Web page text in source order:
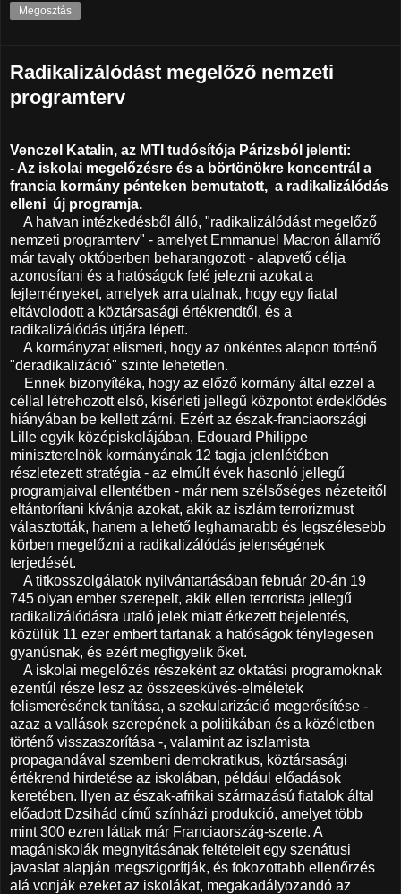
Megosztás
Radikalizálódást megelőző nemzeti
programterv
Venczel Katalin, az MTI tudósítója Párizsból jelenti:
- Az iskolai megelőzésre és a börtönökre koncentrál a
francia kormány pénteken bemutatott, a radikalizálódás
elleni új programja.
A hatvan intézkedésből álló, "radikalizálódást megelőző
nemzeti programterv" - amelyet Emmanuel Macron államfő
már tavaly októberben beharangozott - alapvető célja
azonosítani és a hatóságok felé jelezni azokat a
fejleményeket, amelyek arra utalnak, hogy egy fiatal
eltávolodott a köztársasági értékrendtől, és a
radikalizálódás útjára lépett.
A kormányzat elismeri, hogy az önkéntes alapon történő
"deradikalizáció" szinte lehetetlen.
Ennek bizonyítéka, hogy az előző kormány által ezzel a
céllal létrehozott első, kísérleti jellegű központot érdeklődés
hiányában be kellett zárni. Ezért az észak-franciaországi
Lille egyik középiskolájában, Edouard Philippe
miniszterelnök kormányának 12 tagja jelenlétében
részletezett stratégia - az elmúlt évek hasonló jellegű
programjaival ellentétben - már nem szélsőséges nézeteitől
eltántorítani kívánja azokat, akik az iszlám terrorizmust
választották, hanem a lehető leghamarabb és legszélesebb
körben megelőzni a radikalizálódás jelenségének
terjedését.
A titkosszolgálatok nyilvántartásában február 20-án 19
745 olyan ember szerepelt, akik ellen terrorista jellegű
radikalizálódásra utaló jelek miatt érkezett bejelentés,
közülük 11 ezer embert tartanak a hatóságok ténylegesen
gyanúsnak, és ezért megfigyelik őket.
A iskolai megelőzés részeként az oktatási programoknak
ezentúl része lesz az összeesküvés-elméletek
felismerésének tanítása, a szekularizáció megerősítése -
azaz a vallások szerepének a politikában és a közéletben
történő visszaszorítása -, valamint az iszlamista
propagandával szembeni demokratikus, köztársasági
értékrend hirdetése az iskolában, például előadások
keretében. Ilyen az észak-afrikai származású fiatalok által
előadott Dzsihád című színházi produkció, amelyet több
mint 300 ezren láttak már Franciaország-szerte. A
magániskolák megnyitásának feltételeit egy szenátusi
javaslat alapján megszigorítják, és fokozottabb ellenőrzés
alá vonják ezeket az iskolákat, megakadályozandó az